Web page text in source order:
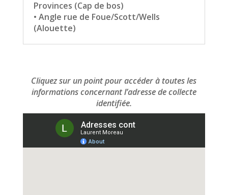
Provinces (Cap de bos)
• Angle rue de Foue/Scott/Wells
(Alouette)
Cliquez sur un point pour accéder à toutes les
informationsconcernant l’adresse de collecte
identifiée.